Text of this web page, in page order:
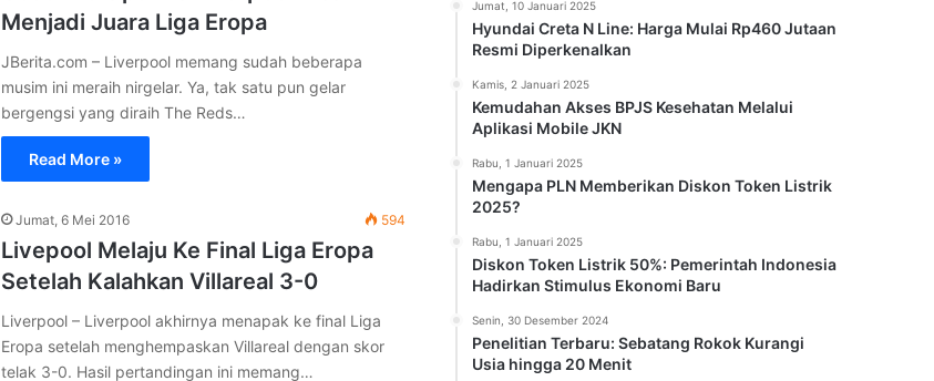
Menjadi Juara Liga Eropa
JBerita.com – Liverpool memang sudah beberapa
musim ini meraih nirgelar. Ya, tak satu pun gelar
bergengsi yang diraih The Reds…
Read More »
Jumat, 6 Mei 2016 594
Livepool Melaju Ke Final Liga Eropa
Setelah Kalahkan Villareal 3-0
Liverpool – Liverpool akhirnya menapak ke final Liga
Eropa setelah menghempaskan Villareal dengan skor
telak 3-0. Hasil pertandingan ini memang…
Jumat, 10 Januari 2025
Hyundai Creta N Line: Harga Mulai Rp460 Jutaan
Resmi Diperkenalkan
Kamis, 2 Januari 2025
Kemudahan Akses BPJS Kesehatan Melalui
Aplikasi Mobile JKN
Rabu, 1 Januari 2025
Mengapa PLN Memberikan Diskon Token Listrik
2025?
Rabu, 1 Januari 2025
Diskon Token Listrik 50%: Pemerintah Indonesia
Hadirkan Stimulus Ekonomi Baru
Senin, 30 Desember 2024
Penelitian Terbaru: Sebatang Rokok Kurangi
Usia hingga 20 Menit